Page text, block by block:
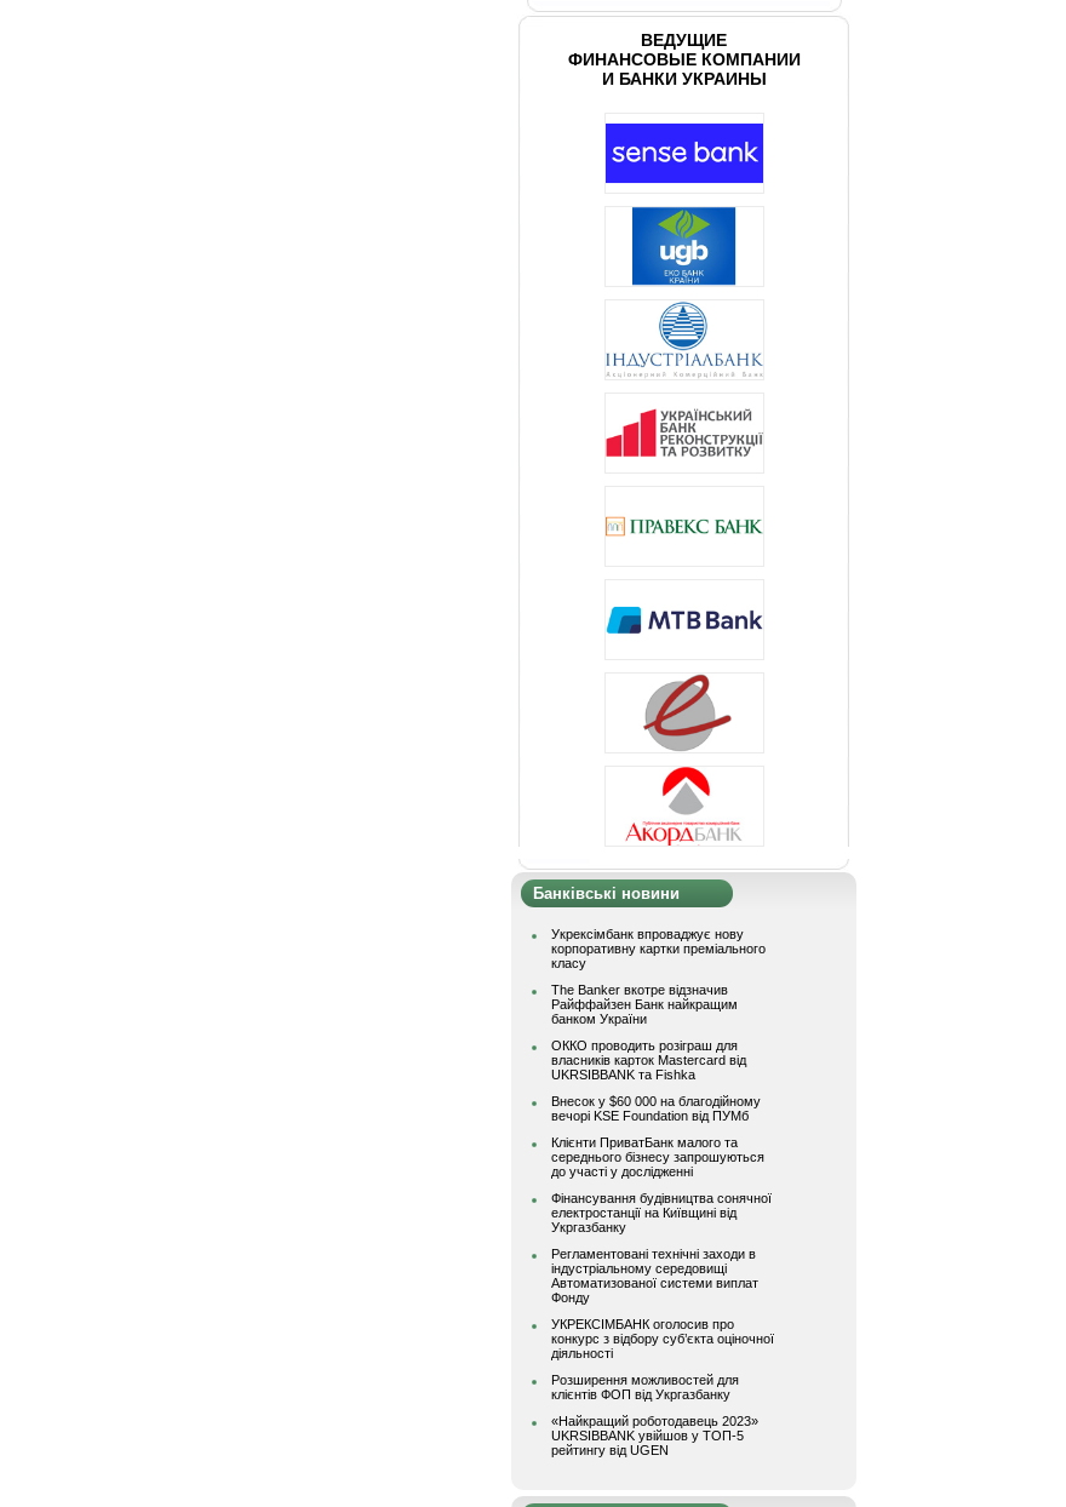
ВЕДУЩИЕ
ФИНАНСОВЫЕ КОМПАНИИ
И БАНКИ УКРАИНЫ
Банківські новини
Укрексімбанк впроваджує нову
корпоративну картки преміального
класу
The Banker вкотре відзначив
Райффайзен Банк найкращим
банком України
ОККО проводить розіграш для
власників карток Mastercard від
UKRSIBBANK та Fishka
Внесок у $60 000 на благодійному
вечорі KSE Foundation від ПУМб
Клієнти ПриватБанк малого та
середнього бізнесу запрошуються
до участі у дослідженні
Фінансування будівництва сонячної
електростанції на Київщині від
Укргазбанку
Регламентовані технічні заходи в
індустріальному середовищі
Автоматизованої системи виплат
Фонду
УКРЕКСІМБАНК оголосив про
конкурс з відбору суб’єкта оціночної
діяльності
Розширення можливостей для
клієнтів ФОП від Укргазбанку
«Найкращий роботодавець 2023»
UKRSIBBANK увійшов у ТОП-5
рейтингу від UGEN